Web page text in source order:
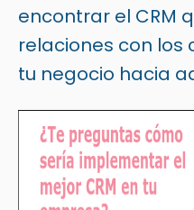
encontrar el CRM
relaciones con los
tu negocio hacia